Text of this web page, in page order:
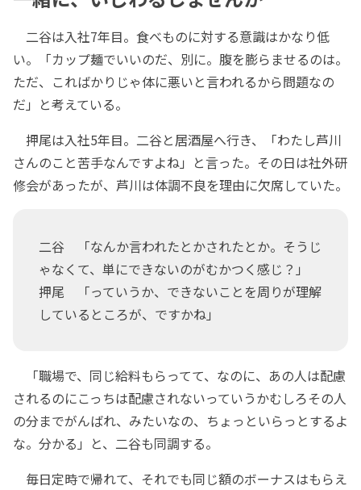
二谷は入社7年目。食べものに対する意識はかなり低
い。「カップ麺でいいのだ、別に。腹を膨らませるのは。
ただ、こればかりじゃ体に悪いと言われるから問題なの
だ」と考えている。
押尾は入社5年目。二谷と居酒屋へ行き、「わたし芦川
さんのこと苦手なんですよね」と言った。その日は社外研
修会があったが、芦川は体調不良を理由に欠席していた。
二谷 「なんか言われたとかされたとか。そうじ
ゃなくて、単にできないのがむかつく感じ？」
押尾 「っていうか、できないことを周りが理解
しているところが、ですかね」
「職場で、同じ給料もらってて、なのに、あの人は配慮
されるのにこっちは配慮されないっていうかむしろその人
の分までがんばれ、みたいなの、ちょっといらっとするよ
な。分かる」と、二谷も同調する。
毎日定時で帰れて、それでも同じ額のボーナスはもらえ